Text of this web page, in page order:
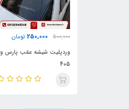
500,000
250,000 تومان
وردپلیت شیشه عقب پارس و
405